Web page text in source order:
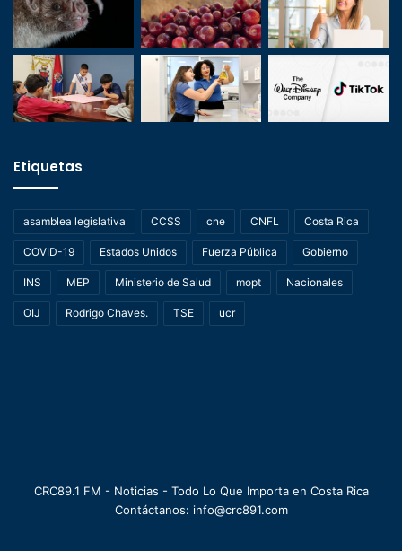
Etiquetas
asamblea legislativa CCSS cne CNFL Costa Rica
COVID-19 Estados Unidos Fuerza Pública Gobierno
INS MEP Ministerio de Salud mopt Nacionales
OIJ Rodrigo Chaves. TSE ucr
CRC89.1 FM - Noticias - Todo Lo Que Importa en Costa Rica
Contáctanos: info@crc891.com